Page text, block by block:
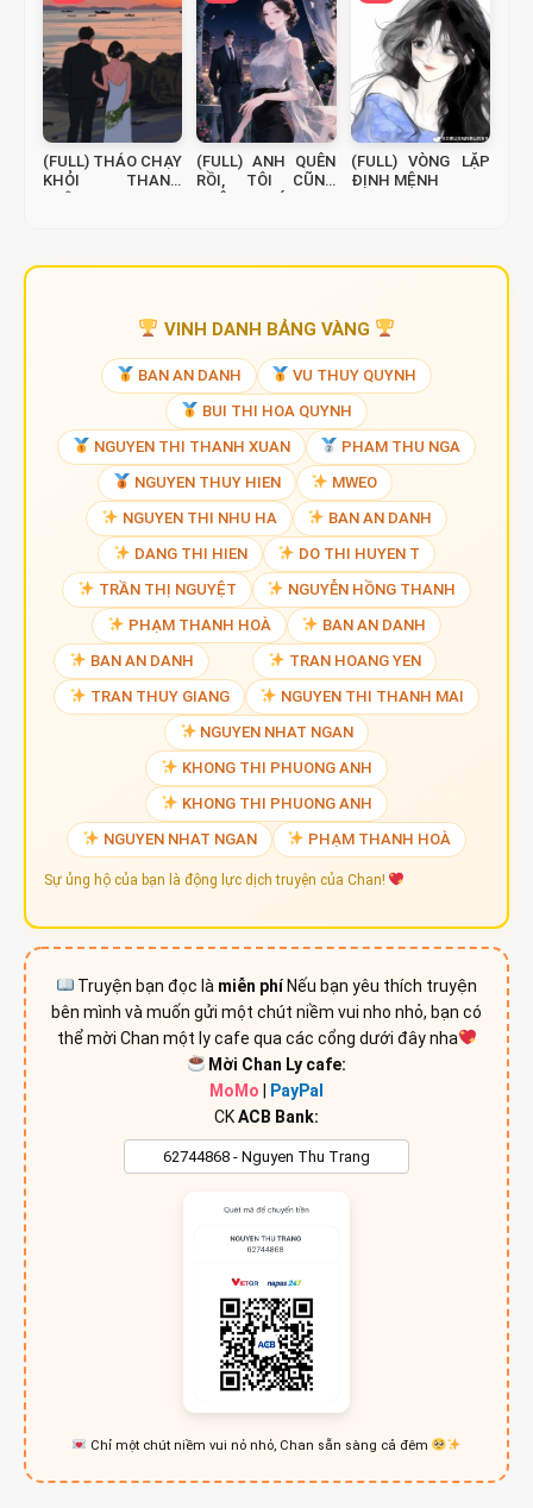
(FULL) THÁO CHẠY
KHỎI THANH
(FULL) ANH QUÊN
RỒI, TÔI CŨNG
(FULL) VÒNG LẶP
ĐỊNH MỆNH
VINH DANH BẢNG VÀNG
BAN AN DANH
VU THUY QUYNH
BUI THI HOA QUYNH
NGUYEN THI THANH XUAN
PHAM THU NGA
NGUYEN THUY HIEN
MWEO
NGUYEN THI NHU HA
BAN AN DANH
DANG THI HIEN
DO THI HUYEN T
TRẦN THỊ NGUYỆT
NGUYỄN HỒNG THANH
PHẠM THANH HOÀ
BAN AN DANH
BAN AN DANH
TRAN HOANG YEN
TRAN THUY GIANG
NGUYEN THI THANH MAI
NGUYEN NHAT NGAN
KHONG THI PHUONG ANH
KHONG THI PHUONG ANH
NGUYEN NHAT NGAN
PHẠM THANH HOÀ
Sự ủng hộ của bạn là động lực dịch truyện của Chan!
Truyện bạn đọc là miễn phíNếu bạn yêu thích truyện
bên mình và muốn gửi một chút niềm vui nho nhỏ, bạn có
thể mời Chan một ly cafe qua các cổng dưới đây nha
Mời Chan Ly cafe:
MoMo
PayPal
CKACB Bank:
Chỉ một chút niềm vui nỏ nhỏ, Chan sẵn sàng cả đêm